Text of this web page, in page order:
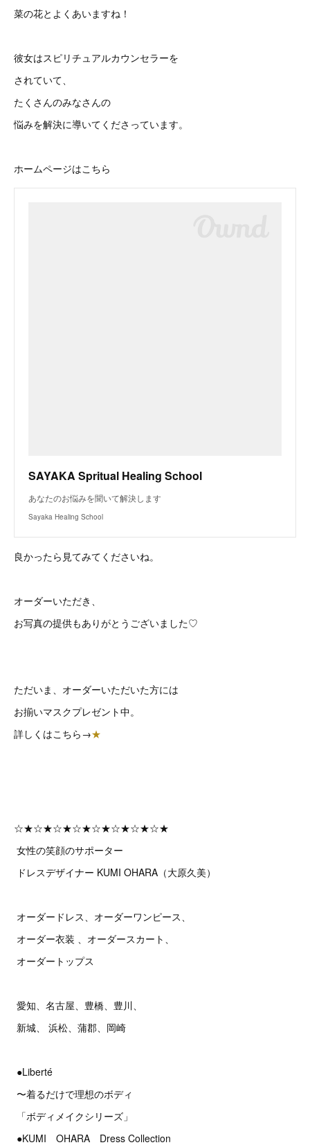
菜の花とよくあいますね！
彼女はスピリチュアルカウンセラーを
されていて、
たくさんのみなさんの
悩みを解決に導いてくださっています。
ホームページはこちら
SAYAKA Spritual Healing School
あなたのお悩みを聞いて解決します
Sayaka Healing School
良かったら見てみてくださいね。
オーダーいただき、
お写真の提供もありがとうございました♡
ただいま、オーダーいただいた方には
お揃いマスクプレゼント中。
詳しくはこちら→★
☆★☆★☆★☆★☆★☆★☆★☆★
女性の笑顔のサポーター
ドレスデザイナー KUMI OHARA（大原久美）
オーダードレス、オーダーワンピース、
オーダー衣装 、オーダースカート、
オーダートップス
愛知、名古屋、豊橋、豊川、
新城、 浜松、蒲郡、岡崎
●Liberté
〜着るだけで理想のボディ
「ボディメイクシリーズ」
●KUMI OHARA Dress Collection